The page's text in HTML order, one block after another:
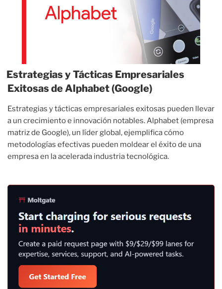
Estrategias y Tácticas Empresariales
Exitosas de Alphabet (Google)
Estrategias y tácticas empresariales exitosas pueden llevar
a un crecimiento e innovación notables. Alphabet (empresa
matriz de Google), un líder global, ejemplifica cómo
metodologías efectivas pueden moldear el éxito de una
empresa en la acelerada industria tecnológica.